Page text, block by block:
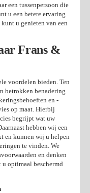
een tussenpersoon die
u een betere ervaring
u genieten van een
Frans &
voordelen bieden. Ten
betrokken benadering
en -
op maat. Hierbij
begrijpt wat uw
hebben wij een
en kunnen wij u helpen
te vinden. We
en denken
optimaal beschermd